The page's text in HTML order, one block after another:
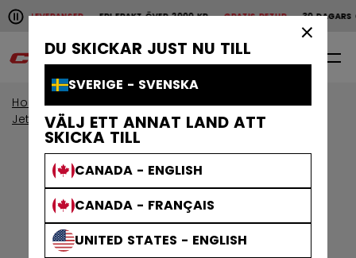
DU SKICKAR JUST NU TILL
SVERIGE - SVENSKA
VÄLJ ETT ANNAT LAND ATT
SKICKA TILL
CANADA - ENGLISH
CANADA - FRANÇAIS
UNITED STATES - ENGLISH
Pause the horizontal scroll animation.
LEVERANSERFRI FRAKT ÖVER 2000 KRGRATIS RETUR30 DAGARS
Snabba leveranser Fri frakt över 2000 kr
0
Home Kroppsskydd
Visa efter kollektion
Jetspeed-skydd